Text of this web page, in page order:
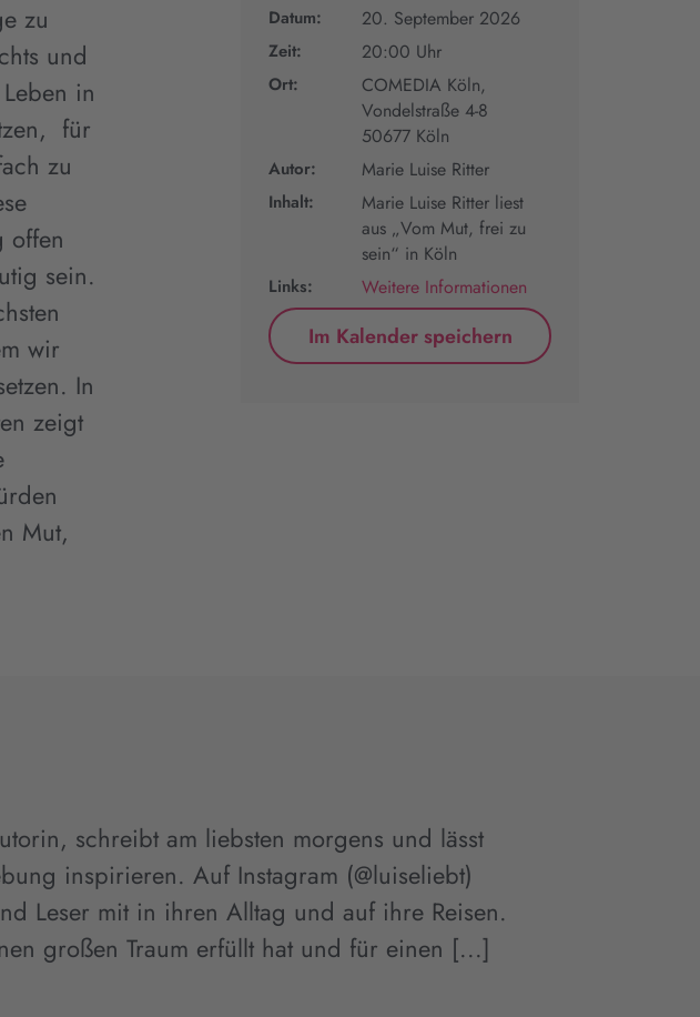
zu
und
in
für
zu
offen
sein.
wir
In
zeigt
Mut,
Datum: 20. September 2026
Zeit: 20:00 Uhr
Ort:
COMEDIA Köln,
Vondelstraße 4-8
50677 Köln
Autor: Marie Luise Ritter
Inhalt:
Marie Luise Ritter liest
aus „Vom Mut, frei zu
sein“ in Köln
Links: Weitere Informationen
Im Kalender speichern
schreibt am liebsten morgens und lässt
inspirieren. Auf Instagram (@luiseliebt)
Leser mit in ihren Alltag und auf ihre Reisen.
großen Traum erfüllt hat und für einen [...]